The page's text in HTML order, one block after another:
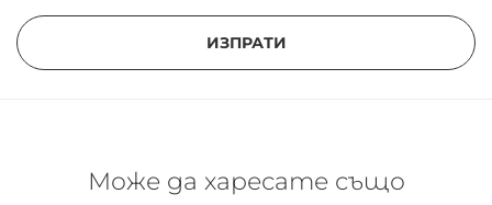
ИЗПРАТИ
Може да харесате също